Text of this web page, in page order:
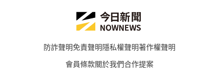
防詐聲明免責聲明隱私權聲明著作權聲明
會員條款關於我們合作提案